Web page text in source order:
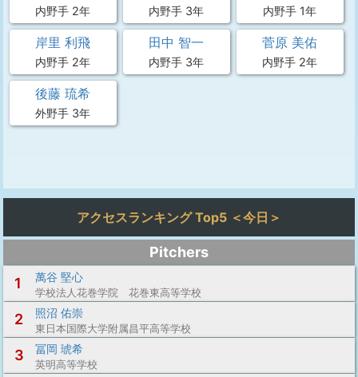
内野手 2年 内野手 3年 内野手 1年
岸里 利飛
内野手 2年
田中 智一
内野手 3年
菅原 美佑
内野手 2年
後藤 琉希
外野手 3年
アクセスランキング Top5 ＜今日＞
Pitchers
1
萬谷 堅心
学校法人花巻学院 花巻東高等学校
2 照沼 佑崇
東日本国際大学附属昌平高等学校
3 冨岡 琥希
英明高等学校